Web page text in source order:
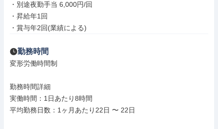
・別途夜勤手当 6,000円/回
・昇給年1回
・賞与年2回(業績による)
勤務時間
変形労働時間制
勤務時間詳細
実働時間：1日あたり8時間
平均勤務日数：1ヶ月あたり22日 〜 22日